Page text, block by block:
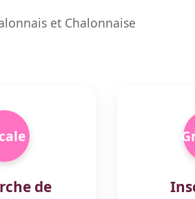
et Chalonnaise
de